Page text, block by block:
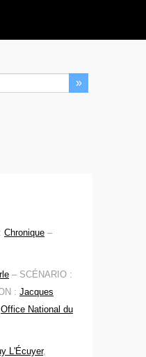
Chronique –
– SCÉNARIO :
: Jacques
Office National du
L'Écuyer,